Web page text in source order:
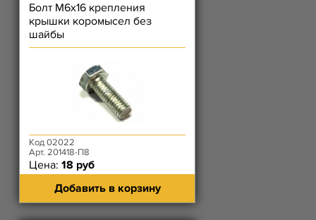
Болт М6х16 крепления
крышки коромысел без
шайбы
Код 02022
Арт. 201418-П8
Цена: 18 руб
Добавить в корзину